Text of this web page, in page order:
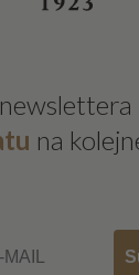
na